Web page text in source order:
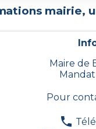
mairie,
Maire de
Pour